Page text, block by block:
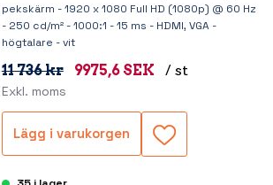
pekskärm - 1920 x 1080 Full HD (1080p) @ 60 Hz
- 250 cd/m² - 1000:1 - 15 ms - HDMI, VGA -
högtalare - vit
11 736 kr 9975,6 SEK / st
Exkl. moms
Lägg i varukorgen